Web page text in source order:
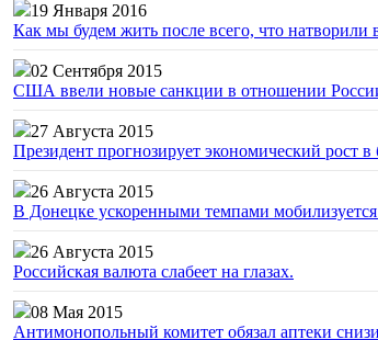
19 Января 2016
Как мы будем жить после всего, что
02 Сентября 2015
США ввели новые санкции в отношении
27 Августа 2015
Президент прогнозирует экономический рост
26 Августа 2015
В Донецке ускоренными темпами
26 Августа 2015
Российская валюта слабеет на глазах.
08 Мая 2015
Антимонопольный комитет обязал аптеки